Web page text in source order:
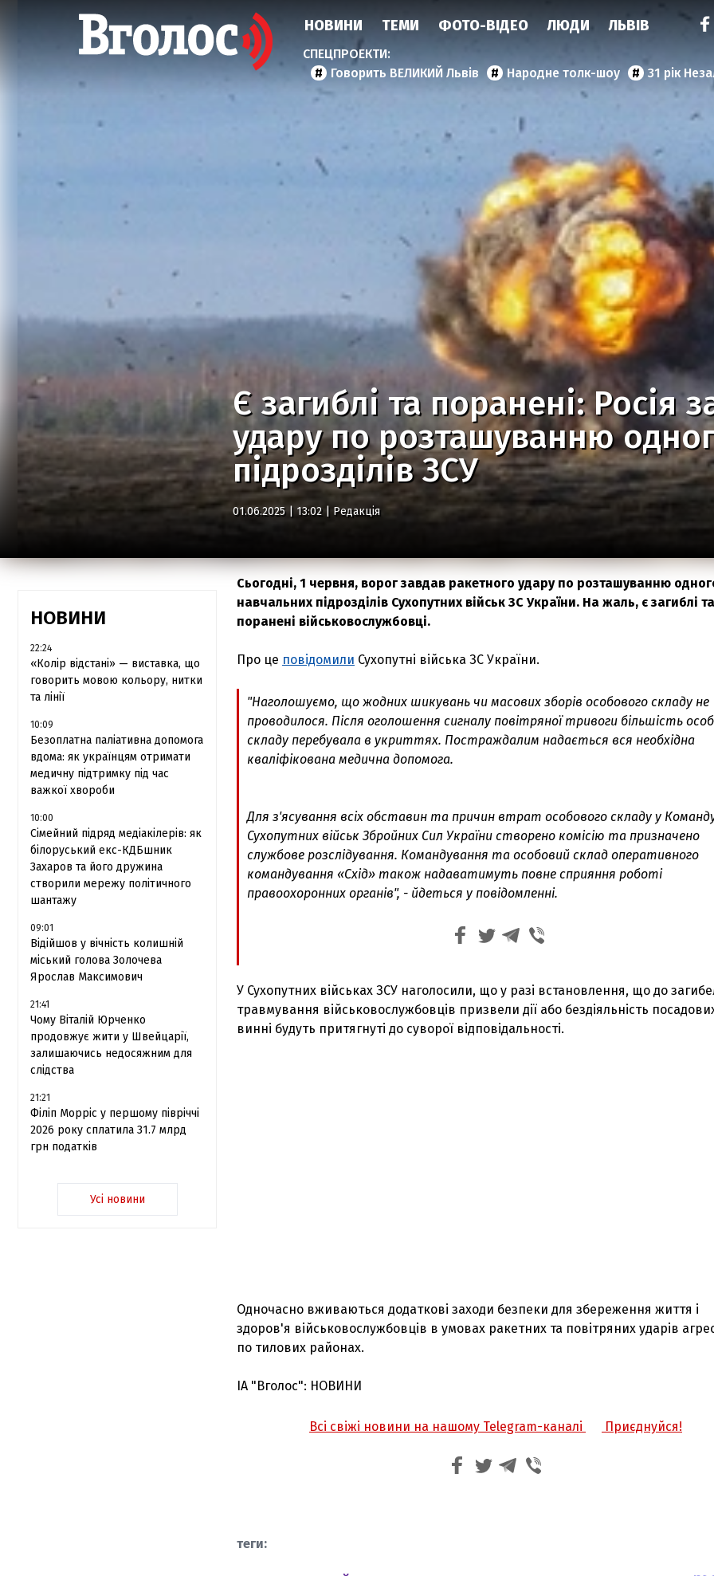
НОВИНИ ТЕМИ ФОТО-ВІДЕО ЛЮДИ ЛЬВІВ
Говорить ВЕЛИКИЙ Львів Народне толк-шоу 31 рік
Є загиблі та поранені: Росія
удару по розташуванню
підрозділів ЗСУ
01.06.2025 | 13:02 | Редакція
НОВИНИ
22:24
«Колір відстані» — виставка, що
говорить мовою кольору, нитки
та лінії
10:09
Безоплатна паліативна допомога
вдома: як українцям отримати
медичну підтримку під час
важкої хвороби
10:00
Сімейний підряд медіакілерів: як
білоруський екс-КДБшник
Захаров та його дружина
створили мережу політичного
шантажу
09:01
Відійшов у вічність колишній
міський голова Золочева
Ярослав Максимович
21:41
Чому Віталій Юрченко
продовжує жити у Швейцарії,
залишаючись недосяжним для
слідства
21:21
Філіп Морріс у першому півріччі
2026 року сплатила 31.7 млрд
грн податків
Усі новини
Сьогодні, 1 червня, ворог завдав ракетного удару по розташуванню
навчальних підрозділів Сухопутних військ ЗС України. На жаль, є загиблі та
поранені військовослужбовці.
Про це повідомили Сухопутні війська ЗС України.
"Наголошуємо, що жодних шикувань чи масових зборів особового складу не
проводилося. Після оголошення сигналу повітряної тривоги більшість
складу перебувала в укриттях. Постраждалим надається вся необхідна
кваліфікована медична допомога.
Для з'ясування всіх обставин та причин втрат особового складу у
Сухопутних військ Збройних Сил України створено комісію та призначено
службове розслідування. Командування та особовий склад оперативного
командування «Схід» також надаватимуть повне сприяння роботі
правоохоронних органів", - йдеться у повідомленні.
У Сухопутних військах ЗСУ наголосили, що у разі встановлення, що до
травмування військовослужбовців призвели дії або бездіяльність
винні будуть притягнуті до суворої відповідальності.
Одночасно вживаються додаткові заходи безпеки для збереження життя і
здоров'я військовослужбовців в умовах ракетних та повітряних ударів
по тилових районах.
ІА "Вголос": НОВИНИ
Всі свіжі новини на нашому Telegram-каналі Приєднуйся!
З'явилося відео знищеного ворожого